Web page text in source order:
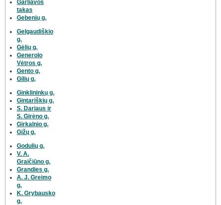
Garliavos
takas
Gebenių g.
Gelgaudiškio
g.
Gėlių g.
Generolo
Vėtros g.
Gento g.
Gilių g.
Ginklininkų g.
Gintariškių g.
S. Dariaus ir
S. Girėno g.
Girkalnio g.
Gižų g.
Godulių g.
V. A.
Graičiūno g.
Grandies g.
A. J. Greimo
g.
K. Grybausko
g.